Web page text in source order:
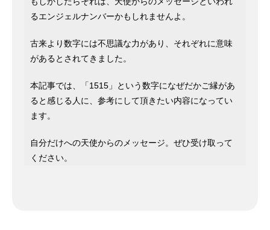
るエンジェルナンバーかもしれませんよ。
古来より数字には不思議な力があり、それぞれに意味
があるとされてきました。
本記事では、「1515」という数字になぜだかご縁があ
ると感じる人に、参考にして頂きたい内容になってい
ます。
自分だけへの天使からのメッセージ。ぜひ受け取って
ください。